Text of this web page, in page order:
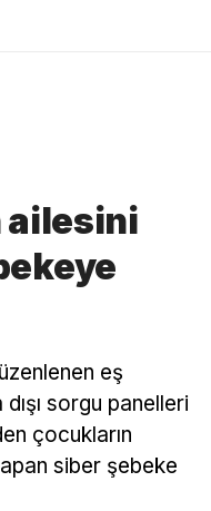
ailesini
eş
sorgu panelleri
çocukların
siber şebeke